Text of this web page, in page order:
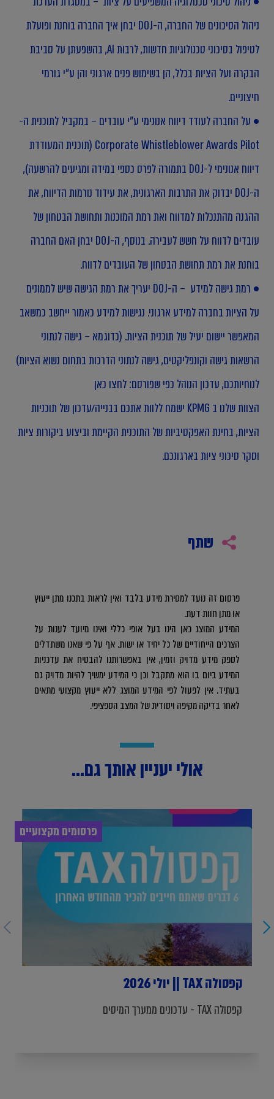
ניהול הסיכונים של החברה, ה-DOJ יבחן איך החברה בוחנת ופועלת
לטיפול בסיכוני טכנולוגיות חדשות, לרבות AI, בהשפעתן על סביבת
הבקרה ועל הציות בכלל, הן בשימוש פנים ארגוני והן ע"י גורמי
חיצוניים.
• על החברה לעודד דיווח אנונימי ע"י עובדים – במקביל לתוכנית ה-
Corporate Whistleblower Awards Pilot (תוכנית המעודדת
דיווח אנונימי ל-DOJ בתמורה לפרס כספי במידה ומגיעים להרשעה),
ה-DOJ יבדוק את התרבות הארגונית, את עידוד נורמות הדיווח, את
ההגנה מהתנכלות למדווח ואת רמת המוכנות ותחושת הבטחון של
עובדים לדווח על חשש לעבירה. בנוסף, ה-DOJ יבחן האם החברה
בוחנת את רמת תחושת הבטחון של העובדים לדווח.
• רמת גישה למידע – ה-DOJ יעריך את רמת הגישה שיש לממונים
על הציות בחברה למידע ארגוני. נגישות למידע כאמור ייחשב כמשאב
המאפשר יישום יעיל של תוכנית הציות. (כדוגמא – גישה לנתוני
הרשאות גישה וקונפליקטים, גישה לנתוני הדרכות בתחום נשוא הציות)
לנוחיותכם, עדכון הנוהל כפי שפורסם:לחצו כאן
הצוות שלנו ב KPMG ישמח ללוות אתכם בבנייה/עדכון של תוכניות
הציות, בחינת האפקטיביות של התוכנית הקיימת וביצוע ביקורות ציות
וסקר סיכוני ציות בארגונכם.
שתף
פרסום זה נועד למסירת מידע בלבד ואין לראות בתכנו מתן ייעוץ
או מתן חוות דעת.
המידע המוצג כאן הינו בעל אופי כללי ואינו מיועד לענות על
הצרכים הייחודיים של כל יחיד או ישות. אף על פי שאנו משתדלים
לספק מידע מדויק וזמין, אין באפשרותנו להבטיח את עדכניות
המידע ביום בו הוא מתקבל וכן כי המידע ימשיך להיות מדויק גם
בעתיד. אין לפעול לפי המידע המוצג ללא ייעוץ מקצועי מתאים
לאחר בדיקה מקיפה ויסודית של המצב הספציפי.
אולי יעניין אותך גם...
פרסומים מקצועיים
קפסולה TAX || יולי 2026
קפסולה TAX - עדכונים ממערך המיסים